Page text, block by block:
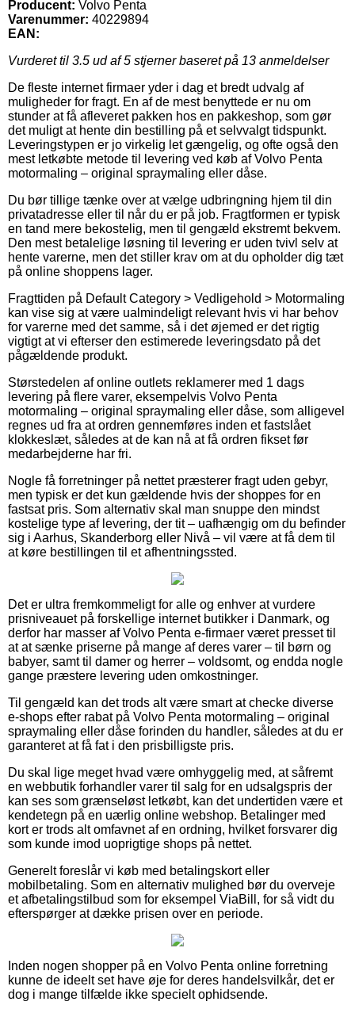
Producent: Volvo Penta
Varenummer: 40229894
EAN:
Vurderet til 3.5 ud af 5 stjerner baseret på 13 anmeldelser
De fleste internet firmaer yder i dag et bredt udvalg af
muligheder for fragt. En af de mest benyttede er nu om
stunder at få afleveret pakken hos en pakkeshop, som gør
det muligt at hente din bestilling på et selvvalgt tidspunkt.
Leveringstypen er jo virkelig let gængelig, og ofte også den
mest letkøbte metode til levering ved køb af Volvo Penta
motormaling – original spraymaling eller dåse.
Du bør tillige tænke over at vælge udbringning hjem til din
privatadresse eller til når du er på job. Fragtformen er typisk
en tand mere bekostelig, men til gengæld ekstremt bekvem.
Den mest betalelige løsning til levering er uden tvivl selv at
hente varerne, men det stiller krav om at du opholder dig tæt
på online shoppens lager.
Fragttiden på Default Category > Vedligehold > Motormaling
kan vise sig at være ualmindeligt relevant hvis vi har behov
for varerne med det samme, så i det øjemed er det rigtig
vigtigt at vi efterser den estimerede leveringsdato på det
pågældende produkt.
Størstedelen af online outlets reklamerer med 1 dags
levering på flere varer, eksempelvis Volvo Penta
motormaling – original spraymaling eller dåse, som alligevel
regnes ud fra at ordren gennemføres inden et fastslået
klokkeslæt, således at de kan nå at få ordren fikset før
medarbejderne har fri.
Nogle få forretninger på nettet præsterer fragt uden gebyr,
men typisk er det kun gældende hvis der shoppes for en
fastsat pris. Som alternativ skal man snuppe den mindst
kostelige type af levering, der tit – uafhængig om du befinder
sig i Aarhus, Skanderborg eller Nivå – vil være at få dem til
at køre bestillingen til et afhentningssted.
Det er ultra fremkommeligt for alle og enhver at vurdere
prisniveauet på forskellige internet butikker i Danmark, og
derfor har masser af Volvo Penta e-firmaer været presset til
at at sænke priserne på mange af deres varer – til børn og
babyer, samt til damer og herrer – voldsomt, og endda nogle
gange præstere levering uden omkostninger.
Til gengæld kan det trods alt være smart at checke diverse
e-shops efter rabat på Volvo Penta motormaling – original
spraymaling eller dåse forinden du handler, således at du er
garanteret at få fat i den prisbilligste pris.
Du skal lige meget hvad være omhyggelig med, at såfremt
en webbutik forhandler varer til salg for en udsalgspris der
kan ses som grænseløst letkøbt, kan det undertiden være et
kendetegn på en uærlig online webshop. Betalinger med
kort er trods alt omfavnet af en ordning, hvilket forsvarer dig
som kunde imod uoprigtige shops på nettet.
Generelt foreslår vi køb med betalingskort eller
mobilbetaling. Som en alternativ mulighed bør du overveje
et afbetalingstilbud som for eksempel ViaBill, for så vidt du
efterspørger at dække prisen over en periode.
Inden nogen shopper på en Volvo Penta online forretning
kunne de ideelt set have øje for deres handelsvilkår, det er
dog i mange tilfælde ikke specielt ophidsende.